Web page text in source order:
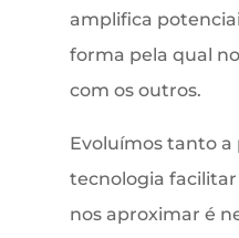
amplifica
forma pela qual
com os outros.
Evoluímos tanto a
tecnologia
nos aproximar é